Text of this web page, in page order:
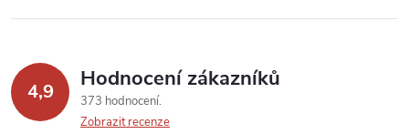
v
k
y 4,9 Hodnocení zákazníků
373 hodnocení
Zobrazit recenze